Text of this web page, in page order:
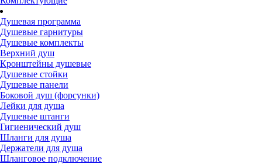
Душевая программа
Душевые гарнитуры
Душевые комплекты
Верхний душ
Кронштейны душевые
Душевые стойки
Душевые панели
Боковой душ (форсунки)
Лейки для душа
Душевые штанги
Гигиенический душ
Шланги для душа
Держатели для душа
Шланговое подключение